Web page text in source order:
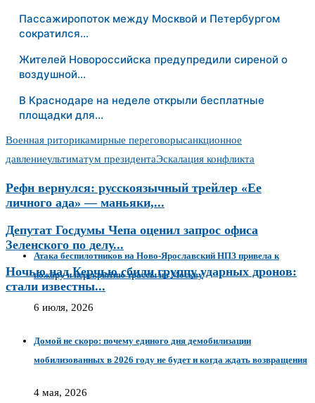
Пассажиропоток между Москвой и Петербургом
сократился…
Жителей Новороссийска предупредили сиреной о
воздушной…
В Краснодаре на неделе открыли бесплатные
площадки для…
Военная риторикамирные переговорысанкционное
давлениеультиматум президентаЭскалация конфликта
Рефн вернулся: русскоязычный трейлер «Ее
личного ада» — маньяки,...
Депутат Госдумы Чепа оценил запрос офиса
Зеленского по делу...
Ночью над Керчью сбили группу ударных дронов:
стали известны...
Атака беспилотников на Ново-Ярославский НПЗ привела к
пожару и перекрытию трассы на Москву
6 июля, 2026
Домой не скоро: почему единого дня демобилизации
мобилизованных в 2026 году не будет и когда ждать возвращения
4 мая, 2026